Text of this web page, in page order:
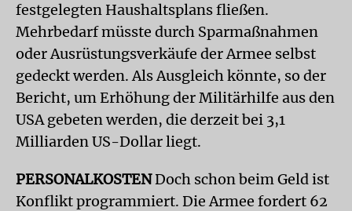
festgelegten Haushaltsplans fließen.
Mehrbedarf müsste durch Sparmaßnahmen
oder Ausrüstungsverkäufe der Armee selbst
gedeckt werden. Als Ausgleich könnte, so der
Bericht, um Erhöhung der Militärhilfe aus den
USA gebeten werden, die derzeit bei 3,1
Milliarden US-Dollar liegt.
PERSONALKOSTENDoch schon beim Geld ist
Konflikt programmiert. Die Armee fordert 62